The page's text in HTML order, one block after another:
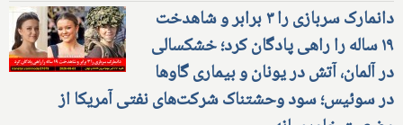
دانمارک سربازی را ۳ برابر و شاهدخت
۱۹ ساله را راهی پادگان کرد؛ خشکسالی
در آلمان، آتش در یونان و بیماری گاوها
در سوئیس؛ سود وحشتناک شرکت‌های نفتی آمریکا از